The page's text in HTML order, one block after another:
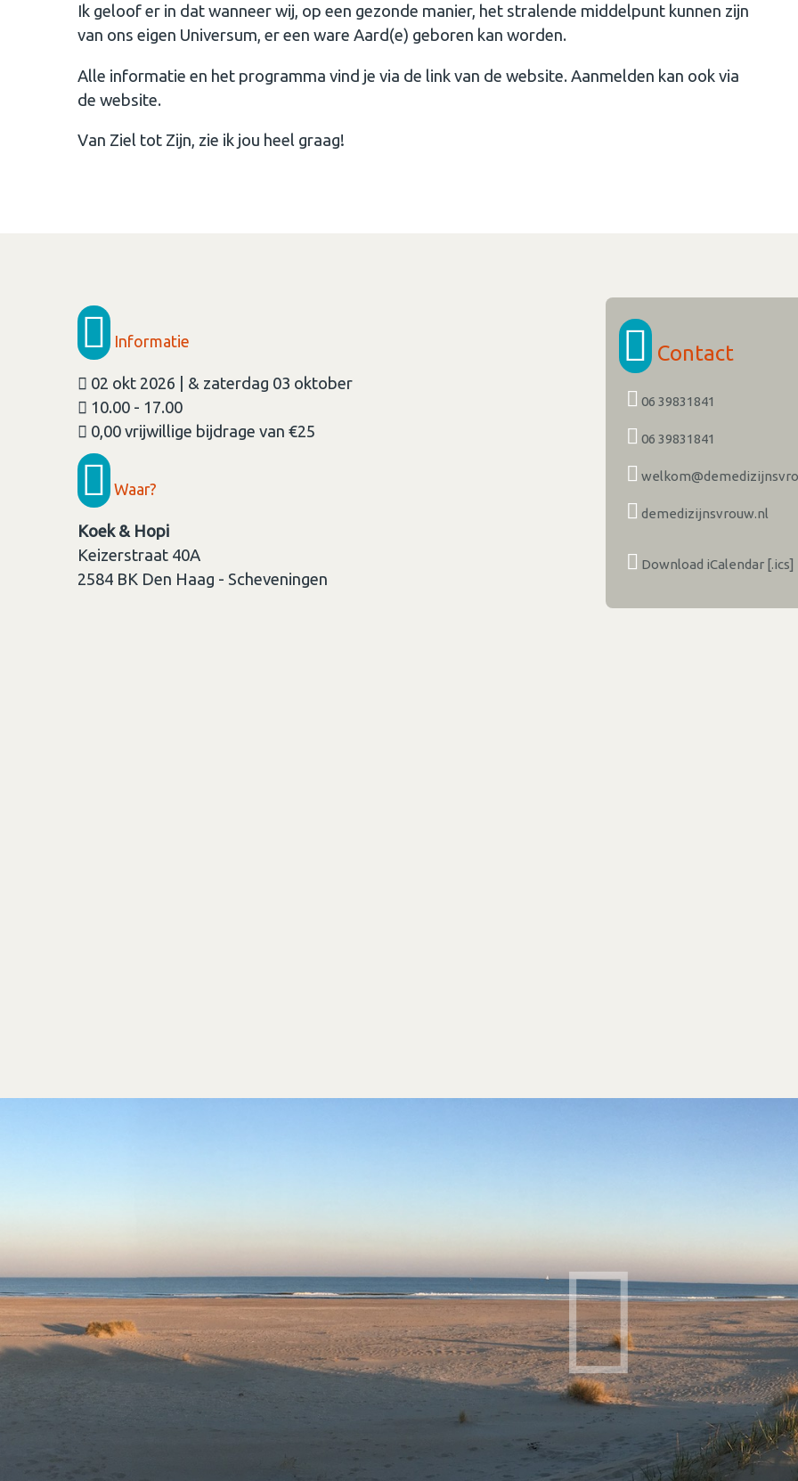
Ik geloof er in dat wanneer wij, op een gezonde manier, het stralende middelpunt kunnen zijn
van ons eigen Universum, er een ware Aard(e) geboren kan worden.
Alle informatie en het programma vind je via de link van de website. Aanmelden kan ook via
de website.
Van Ziel tot Zijn, zie ik jou heel graag!
Informatie
02 okt 2026 | & zaterdag 03 oktober
10.00 - 17.00
0,00 vrijwillige bijdrage van €25
Waar?
Koek & Hopi
Keizerstraat 40A
2584 BK Den Haag - Scheveningen
Contact
06 39831841
06 39831841
demedizijnsvrouw.nl
Download iCalendar [.ics]